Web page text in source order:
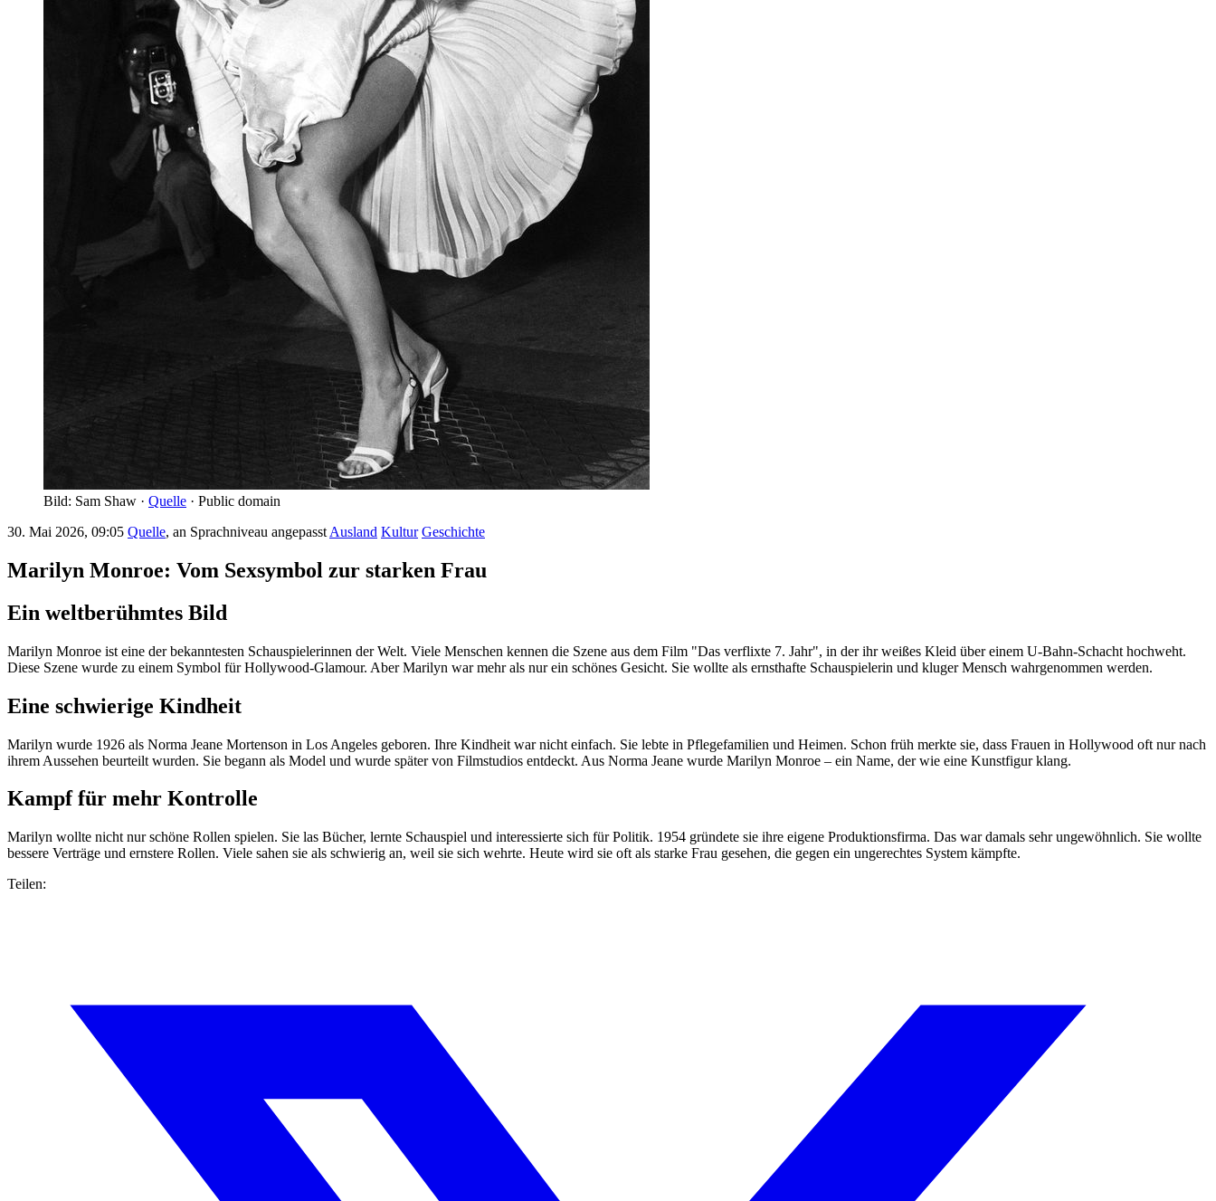
Bild: Sam Shaw · Quelle · Public domain
30. Mai 2026, 09:05 Quelle, an Sprachniveau angepasst Ausland Kultur Geschichte
Marilyn Monroe: Vom Sexsymbol zur starken Frau
Ein weltberühmtes Bild
Marilyn Monroe ist eine der bekanntesten Schauspielerinnen der Welt. Viele Menschen kennen die Szene aus dem Film "Das verflixte 7. Jahr", in der ihr weißes Kleid über einem U-Bahn-Schacht hochweht.
Diese Szene wurde zu einem Symbol für Hollywood-Glamour. Aber Marilyn war mehr als nur ein schönes Gesicht. Sie wollte als ernsthafte Schauspielerin und kluger Mensch wahrgenommen werden.
Eine schwierige Kindheit
Marilyn wurde 1926 als Norma Jeane Mortenson in Los Angeles geboren. Ihre Kindheit war nicht einfach. Sie lebte in Pflegefamilien und Heimen. Schon früh merkte sie, dass Frauen in Hollywood oft nur nach
ihrem Aussehen beurteilt wurden. Sie begann als Model und wurde später von Filmstudios entdeckt. Aus Norma Jeane wurde Marilyn Monroe – ein Name, der wie eine Kunstfigur klang.
Kampf für mehr Kontrolle
Marilyn wollte nicht nur schöne Rollen spielen. Sie las Bücher, lernte Schauspiel und interessierte sich für Politik. 1954 gründete sie ihre eigene Produktionsfirma. Das war damals sehr ungewöhnlich. Sie wollte
bessere Verträge und ernstere Rollen. Viele sahen sie als schwierig an, weil sie sich wehrte. Heute wird sie oft als starke Frau gesehen, die gegen ein ungerechtes System kämpfte.
Teilen: